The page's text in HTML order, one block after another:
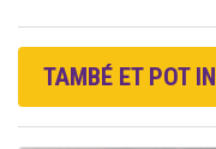
TAMBÉ ET POT